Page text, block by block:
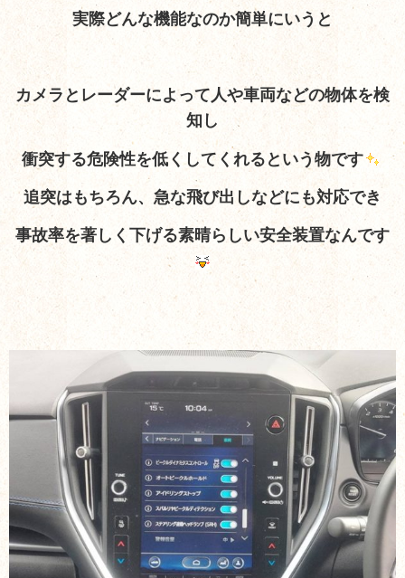
実際どんな機能なのか簡単にいうと
カメラとレーダーによって人や車両などの物体を検
知し
衝突する危険性を低くしてくれるという物です
追突はもちろん、急な飛び出しなどにも対応でき
事故率を著しく下げる素晴らしい安全装置なんです